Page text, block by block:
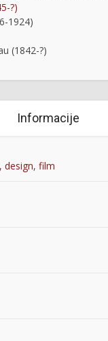
?)
1924)
(1842-?)
Informacije
design, film